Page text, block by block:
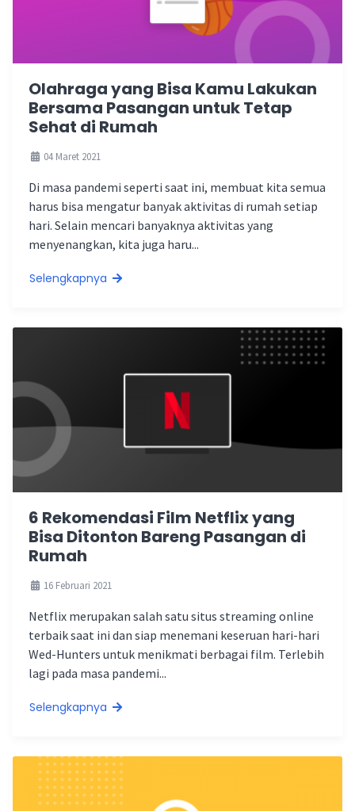
Olahraga yang Bisa Kamu Lakukan
Bersama Pasangan untuk Tetap
Sehat di Rumah
04 Maret 2021
Di masa pandemi seperti saat ini, membuat kita semua
harus bisa mengatur banyak aktivitas di rumah setiap
hari. Selain mencari banyaknya aktivitas yang
menyenangkan, kita juga haru...
Selengkapnya
6 Rekomendasi Film Netflix yang
Bisa Ditonton Bareng Pasangan di
Rumah
16 Februari 2021
Netflix merupakan salah satu situs streaming online
terbaik saat ini dan siap menemani keseruan hari-hari
Wed-Hunters untuk menikmati berbagai film. Terlebih
lagi pada masa pandemi...
Selengkapnya